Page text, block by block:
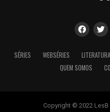
SÉRIES WEBSÉRIES LITERATURA
QUEM SOMOS
Copyright © 2022 LesB